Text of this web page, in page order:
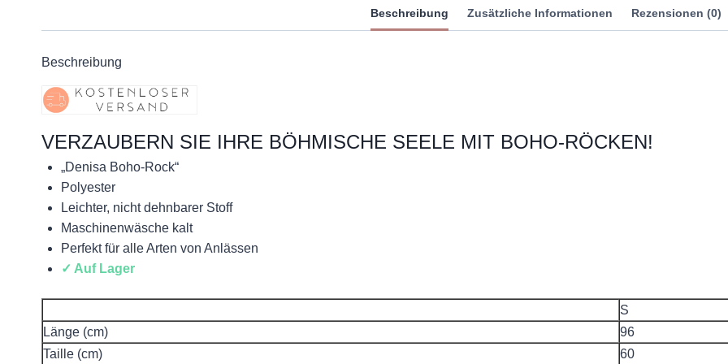
Beschreibung Zusätzliche Informationen Rezensionen (0)
Beschreibung
VERZAUBERN SIE IHRE BÖHMISCHE SEELE MIT BOHO-RÖCKEN!
„Denisa Boho-Rock“
Polyester
Leichter, nicht dehnbarer Stoff
Maschinenwäsche kalt
Perfekt für alle Arten von Anlässen
✓ Auf Lager
S
Länge (cm) 96
Taille (cm)
60